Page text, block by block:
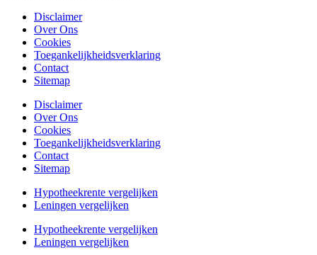
Disclaimer
Over Ons
Cookies
Toegankelijkheidsverklaring
Contact
Sitemap
Disclaimer
Over Ons
Cookies
Toegankelijkheidsverklaring
Contact
Sitemap
Hypotheekrente vergelijken
Leningen vergelijken
Hypotheekrente vergelijken
Leningen vergelijken